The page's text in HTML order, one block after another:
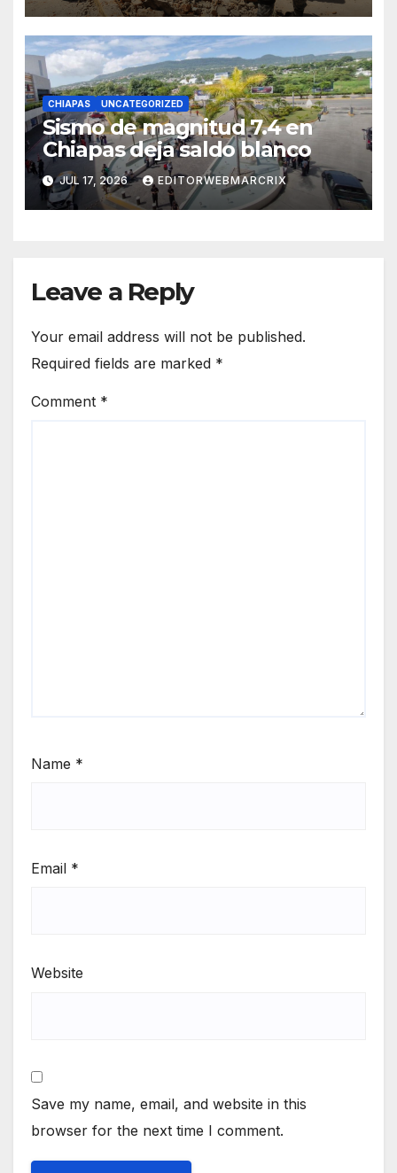
CHIAPAS UNCATEGORIZED
Sismo de magnitud 7.4 en
Chiapas deja saldo blanco
JUL 17, 2026 EDITORWEBMARCRIX
Leave a Reply
Your email address will not be published.
Required fields are marked *
Comment *
Name *
Email *
Website
Save my name, email, and website in this
browser for the next time I comment.